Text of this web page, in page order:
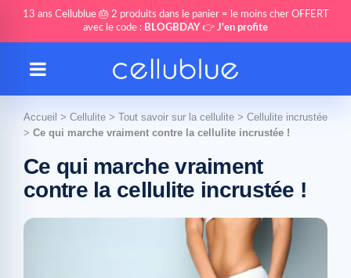
13 ans Cellublue 🎂 2 produits dans le panier = le moins cher OFFERT
avec le code : BLOGBDAY 👉 J'en profite
Accueil > Cellulite > Tout savoir sur la cellulite > Cellulite incrustée
> Ce qui marche vraiment contre la cellulite incrustée !
Ce qui marche vraiment
contre la cellulite incrustée !